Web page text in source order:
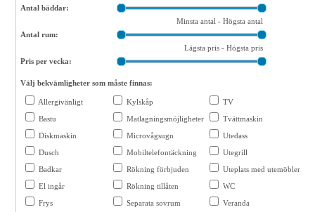
Antal bäddar:
Minsta antal - Högsta antal
Antal rum:
Lägsta pris - Högsta pris
Pris per vecka:
Välj bekvämligheter som måste finnas:
Allergivänligt Kylskåp
TV
Bastu
Matlagningsmöjligheter
Tvättmaskin
Diskmaskin
Microvågsugn
Utedass
Dusch
Mobiltelefontäckning
Utegrill
Badkar
Rökning förbjuden
Uteplats med utemöbler
El ingår
Rökning tillåten
WC
Frys
Separata sovrum
Veranda